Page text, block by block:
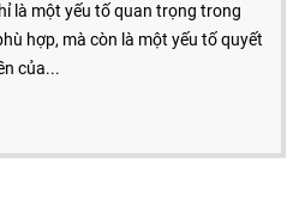
là một yếu tố quan trọng trong
hợp, mà còn là một yếu tố quyết
của...